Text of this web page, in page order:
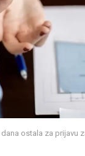
ostala za prijavu